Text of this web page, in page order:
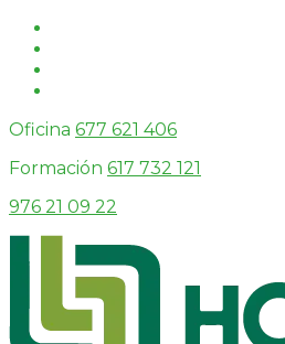
Oficina 677 621 406
Formación 617 732 121
976 21 09 22